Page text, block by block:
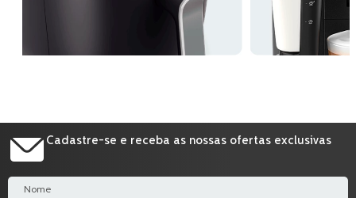
Cadastre-se e receba as nossas ofertas exclusivas